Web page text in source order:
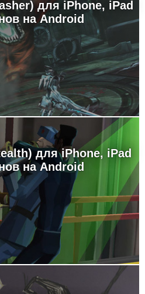
для iPhone, iPad
на Android
для iPhone, iPad
на Android